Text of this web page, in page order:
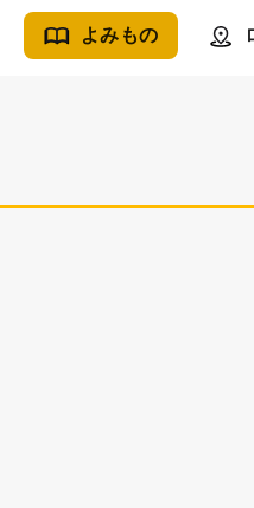
よみもの